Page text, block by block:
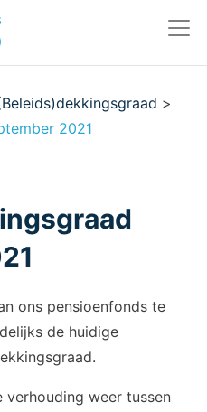
>
2021
ons pensioenfonds te
de huidige
weer tussen